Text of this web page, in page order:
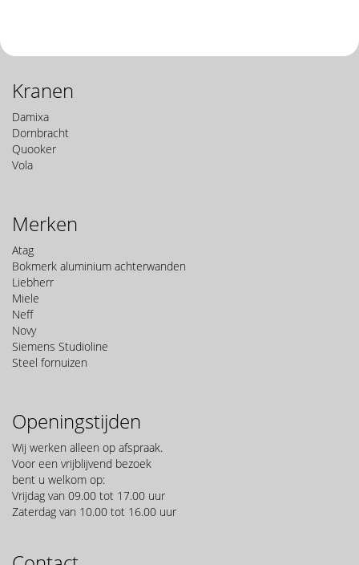
Kranen
Damixa
Dornbracht
Quooker
Vola
Merken
Atag
Bokmerk aluminium achterwanden
Liebherr
Miele
Neff
Novy
Siemens Studioline
Steel fornuizen
Openingstijden
Wij werken alleen op afspraak.
Voor een vrijblijvend bezoek
bent u welkom op:
Vrijdag van 09.00 tot 17.00 uur
Zaterdag van 10.00 tot 16.00 uur